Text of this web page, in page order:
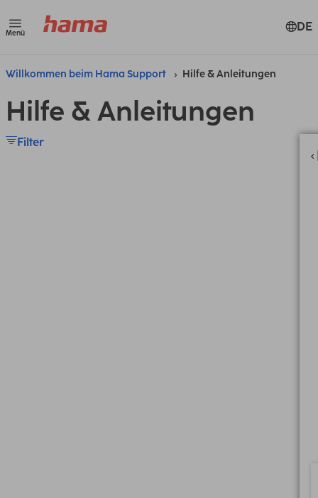
Menü DE
Willkommen beim Hama Support Hilfe & Anleitungen
Hilfe & Anleitungen
Filter